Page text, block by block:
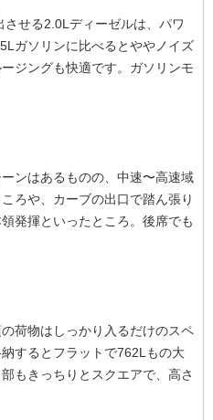
せる2.0Lディーゼルは、パワ
ガソリンに比べるとややノイズ
ジングも快適です。ガソリンモ
ンはあるものの、中速〜高速域
ろや、カーブの出口で踏ん張り
発揮といったところ。後席でも
荷物はしっかり入るだけのスペ
するとフラットで762Lもの大
もきっちりとスクエアで、高さ